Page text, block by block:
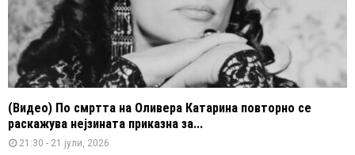
(Видео) По смртта на Оливера Катарина повторно се
раскажува нејзината приказна за...
21:30 - 21 јули, 2026